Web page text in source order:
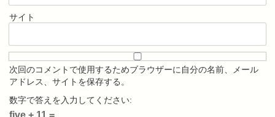
サイト
次回のコメントで使用するためブラウザーに自分の名前、メール
アドレス、サイトを保存する。
数字で答えを入力してください:
five + 11 =